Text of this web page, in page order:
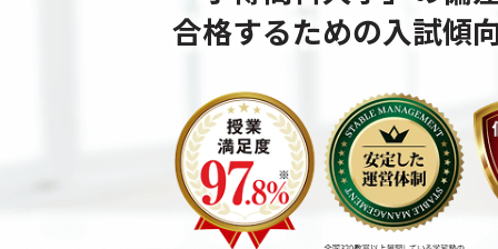
合格するための⼊試傾